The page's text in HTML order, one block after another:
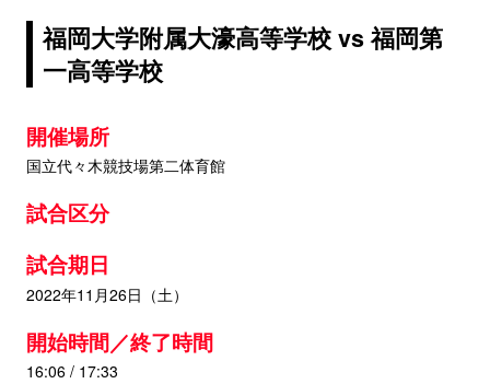
福岡大学附属大濠高等学校 vs 福岡第
一高等学校
開催場所
国立代々木競技場第二体育館
試合区分
試合期日
2022年11月26日（土）
開始時間／終了時間
16:06 / 17:33